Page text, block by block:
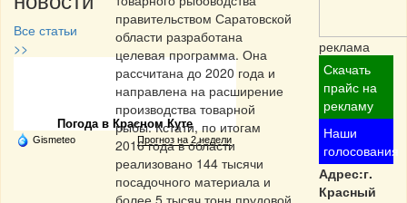
Все статьи
>>
Частная реклама
Погода в Красном Куте
Gismeteo Прогноз на 2 недели
правительством Саратовской
области разработана
целевая программа. Она
рассчитана до 2020 года и
направлена на расширение
производства товарной
рыбы. Кстати, по итогам
2016 года в области
реализовано 144 тысячи
посадочного материала и
реклама
Скачать
прайс на
рекламу
Наши
голосования
Адрес:г.
Красный